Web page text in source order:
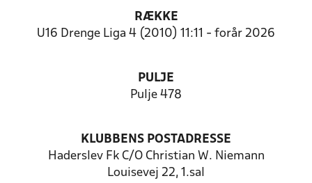
RÆKKE
U16 Drenge Liga 4 (2010) 11:11 - forår 2026
PULJE
Pulje 478
KLUBBENS POSTADRESSE
Haderslev Fk C/O Christian W. Niemann
Louisevej 22, 1.sal